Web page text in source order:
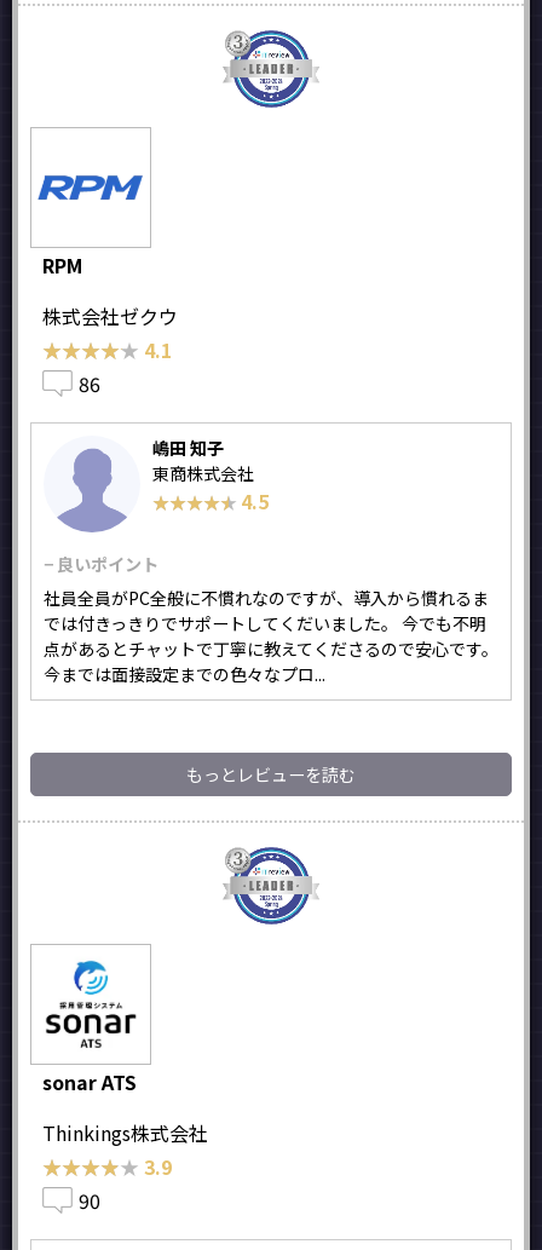
RPM
株式会社ゼクウ
★★★★★
★★★★★ 4.1
86
嶋田 知子
東商株式会社
★★★★★
★★★★★ 4.5
− 良いポイント
社員全員がPC全般に不慣れなのですが、導入から慣れるま
では付きっきりでサポートしてくだいました。 今でも不明
点があるとチャットで丁寧に教えてくださるので安心です。
今までは面接設定までの色々なプロ...
もっとレビューを読む
sonar ATS
Thinkings株式会社
★★★★★
★★★★★ 3.9
90